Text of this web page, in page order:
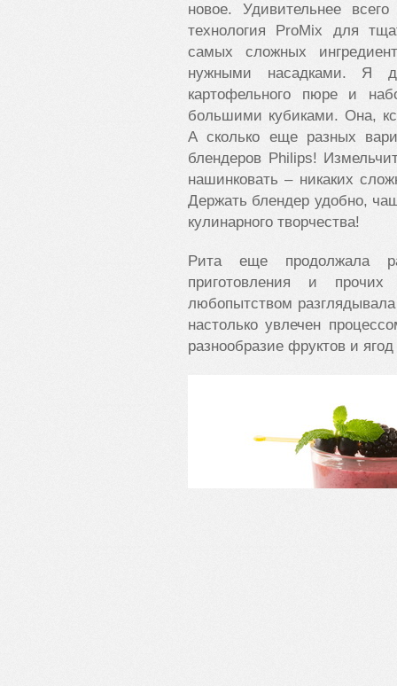
новое. Удивительнее
технология ProMix для
самых сложных
нужными насадками. Я
картофельного пюре и
большими кубиками. Она,
А сколько еще разных
блендеров Philips!
нашинковать – никаких
Держать блендер удобно,
кулинарного творчества!
Рита еще продолжала
приготовления и
любопытством
настолько увлечен
разнообразие фруктов и